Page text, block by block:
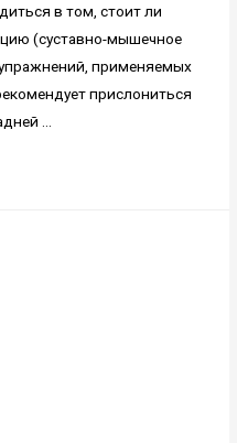
в том, стоит ли
(суставно-мышечное
применяемых
прислониться
…